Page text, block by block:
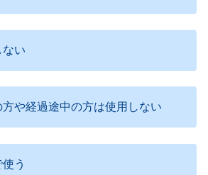
ない
方や経過途中の方は使用しない
う